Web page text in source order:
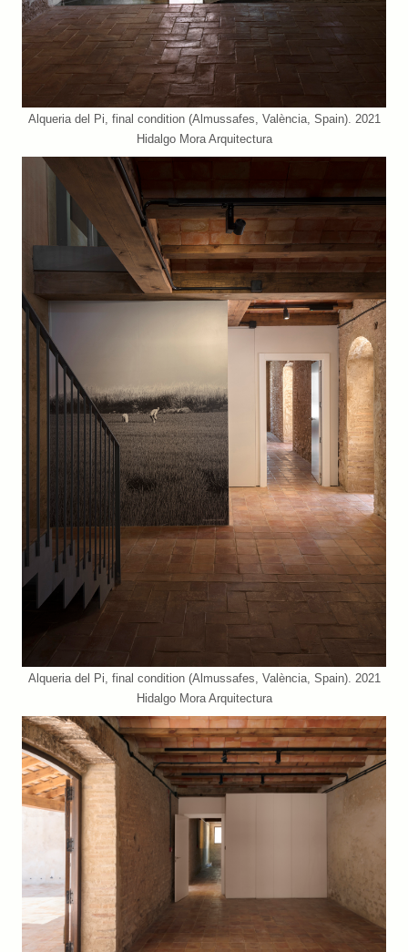
Alqueria del Pi, final condition (Almussafes, València, Spain). 2021
Hidalgo Mora Arquitectura
Alqueria del Pi, final condition (Almussafes, València, Spain). 2021
Hidalgo Mora Arquitectura